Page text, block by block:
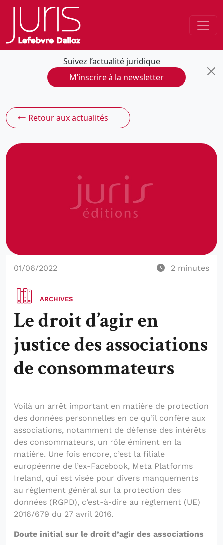
Suivez l’actualité juridique
M’inscrire à la newsletter
Retour aux actualités
01/06/2022 2 minutes
ARCHIVES
Le droit d’agir en
justice des associations
de consommateurs
Voilà un arrêt important en matière de protection
des données personnelles en ce qu’il confère aux
associations, notamment de défense des intérêts
des consommateurs, un rôle éminent en la
matière. Une fois encore, c’est la filiale
européenne de l’ex-Facebook, Meta Platforms
Ireland, qui est visée pour divers manquements
au règlement général sur la protection des
données (RGPD), c’est-à-dire au règlement (UE)
2016/679 du 27 avril 2016.
Doute initial sur le droit d’agir des associations